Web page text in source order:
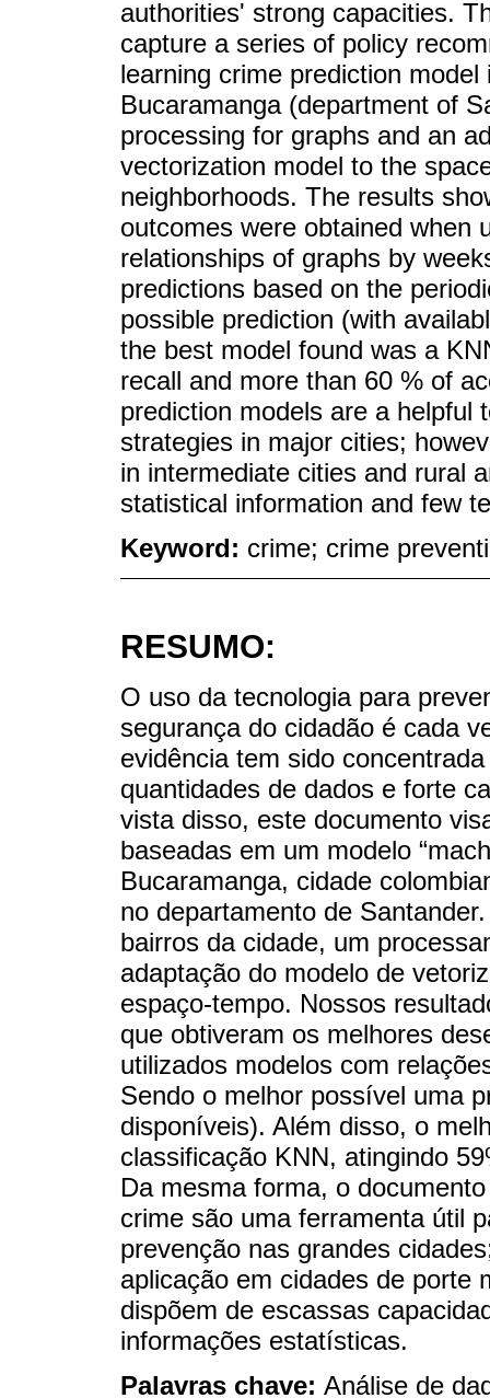
authorities' strong capacities.
capture a series of policy
learning crime prediction
Bucaramanga (department of
processing for graphs and an
vectorization model to the
neighborhoods. The results
outcomes were obtained when
relationships of graphs by
predictions based on the
possible prediction (with
the best model found was a
recall and more than 60 % of
prediction models are a helpful
strategies in major cities;
in intermediate cities and rural
statistical information and few
Keyword: crime; crime
RESUMO:
O uso da tecnologia para
segurança do cidadão é cada
evidência tem sido
quantidades de dados e forte
vista disso, este documento
baseadas em um modelo
Bucaramanga, cidade
no departamento de
bairros da cidade, um
adaptação do modelo de
espaço-tempo. Nossos
que obtiveram os melhores
utilizados modelos com
Sendo o melhor possível uma
disponíveis). Além disso, o
classificação KNN, atingindo
Da mesma forma, o
crime são uma ferramenta útil
prevenção nas grandes
aplicação em cidades de porte
dispõem de escassas
informações estatísticas.
Palavras chave: Análise de